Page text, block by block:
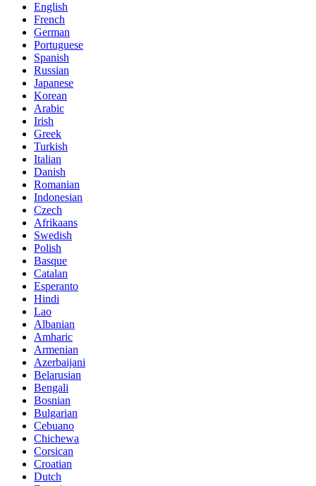
English
French
German
Portuguese
Spanish
Russian
Japanese
Korean
Arabic
Irish
Greek
Turkish
Italian
Danish
Romanian
Indonesian
Czech
Afrikaans
Swedish
Polish
Basque
Catalan
Esperanto
Hindi
Lao
Albanian
Amharic
Armenian
Azerbaijani
Belarusian
Bengali
Bosnian
Bulgarian
Cebuano
Chichewa
Corsican
Croatian
Dutch